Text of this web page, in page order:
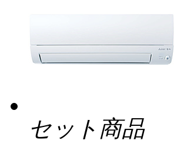
セット商品